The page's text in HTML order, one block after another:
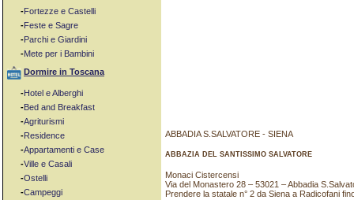
-Fortezze e Castelli
-Feste e Sagre
-Parchi e Giardini
-Mete per i Bambini
Dormire in Toscana
-Hotel e Alberghi
-Bed and Breakfast
-Agriturismi
-Residence
-Appartamenti e Case
-Ville e Casali
-Ostelli
-Campeggi
ABBADIA S.SALVATORE - SIENA
ABBAZIA DEL SANTISSIMO SALVATORE
Monaci Cistercensi
Via del Monastero 28 – 53021 – Abbadia
Prendere la statale n° 2 da Siena a Radicofani